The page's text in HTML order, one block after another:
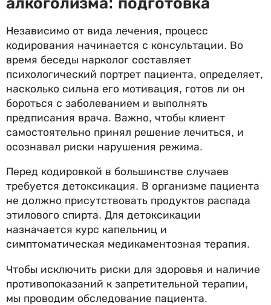
Независимо от вида лечения, процесс
кодирования начинается с консультации. Во
время беседы нарколог составляет
психологический портрет пациента, определяет,
насколько сильна его мотивация, готов ли он
бороться с заболеванием и выполнять
предписания врача. Важно, чтобы клиент
самостоятельно принял решение лечиться, и
осознавал риски нарушения режима.
Перед кодировкой в большинстве случаев
требуется детоксикация. В организме пациента
не должно присутствовать продуктов распада
этилового спирта. Для детоксикации
назначается курс капельниц и
симптоматическая медикаментозная терапия.
Чтобы исключить риски для здоровья и наличие
противопоказаний к запретительной терапии,
мы проводим обследование пациента.